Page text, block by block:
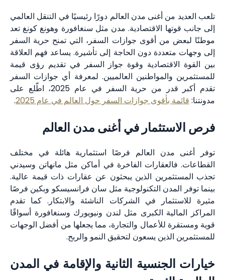
تلعب العديد من أغنى مدن العالم دورًا رئيسيًا في التنقل العالمي
إلى جانب قوتها الاقتصادية. مدن مثل سنغافورة وهونغ كونغ تعد
موطنًا لبعض من أقوى جوازات السفر، التي تمنح حرية السفر
إلى وجهات متعددة دون الحاجة إلى تأشيرة. يساعد فهم العلاقة
بين القوة الاقتصادية وقوة جواز السفر في تقديم رؤى قيمة
للمستثمرين والمواطنين العالميين. لمعرفة أي جوازات السفر
تقدم أكبر قدر من حرية السفر في عام 2025، اطّلع على
مدونتنا: قائمة بأقوى جوازات السفر حول العالم في عام 2025 .
فرص الاستثمار في أغنى مدن العالم
توفر أغنى مدن العالم فرصًا استثمارية هائلة في مختلف
القطاعات. فالعقارات الفاخرة في أماكن مثل مانهاتن وسيدني
تجذب المستثمرين الذين يبحثون عن عقارات ذات قيمة عالية.
بينما توفر المدن التكنولوجية مثل سان فرانسيسكو وبكين فرصًا
مثيرة للاستثمار في الشركات الناشئة والابتكار. كما تقدم
المراكز المالية الكبرى مثل لندن ونيويورك وسنغافورة أسواقًا
قوية ومستقرة للأعمال والتجارة، مما يجعلها من أفضل الوجهات
للمستثمرين الذين يسعون لتحقيق النمو والربح.
خيارات الجنسية الثانية والإقامة في المدن